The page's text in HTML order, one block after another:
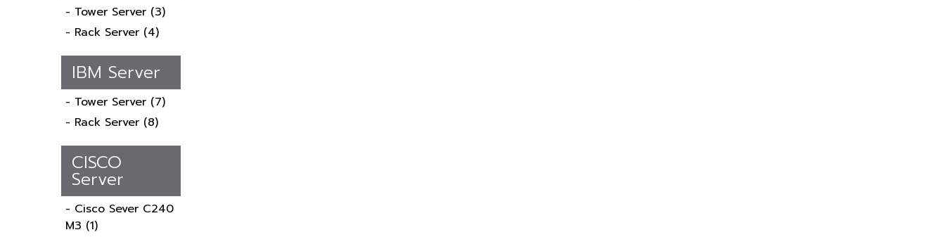
- Tower Server (3)
- Rack Server (4)
IBM Server
- Tower Server (7)
- Rack Server (8)
CISCO
Server
- Cisco Sever C240
M3 (1)